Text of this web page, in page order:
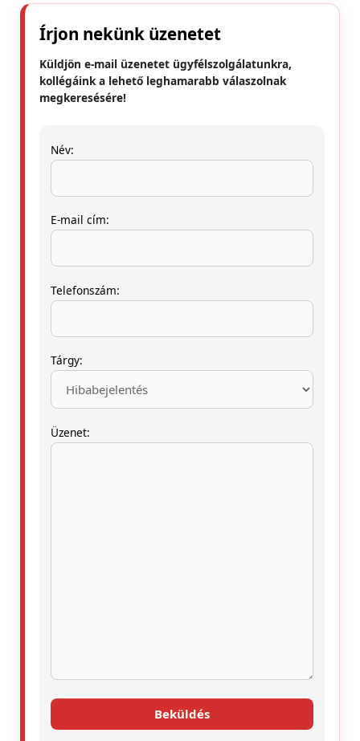
Írjon nekünk üzenetet
Küldjön e-mail üzenetet ügyfélszolgálatunkra,
kollégáink a lehető leghamarabb válaszolnak
megkeresésére!
Név:
E-mail cím:
Telefonszám:
Tárgy:
Üzenet: